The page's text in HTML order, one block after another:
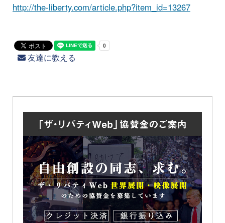
http://the-liberty.com/article.php?item_id=13267
友達に教える